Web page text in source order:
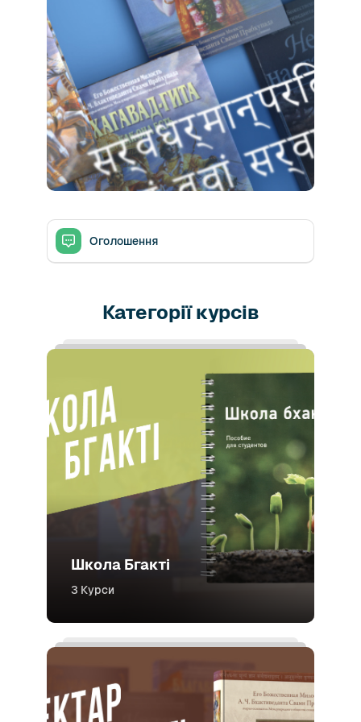
Блоки
Оголошення
Категорії курсів
Школа Бгакті
3 Курси